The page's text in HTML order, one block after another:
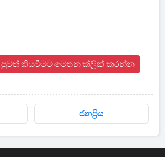
පුවත් කියවීමට මෙතන ක්ලික් කරන්න
ජනප්‍රිය